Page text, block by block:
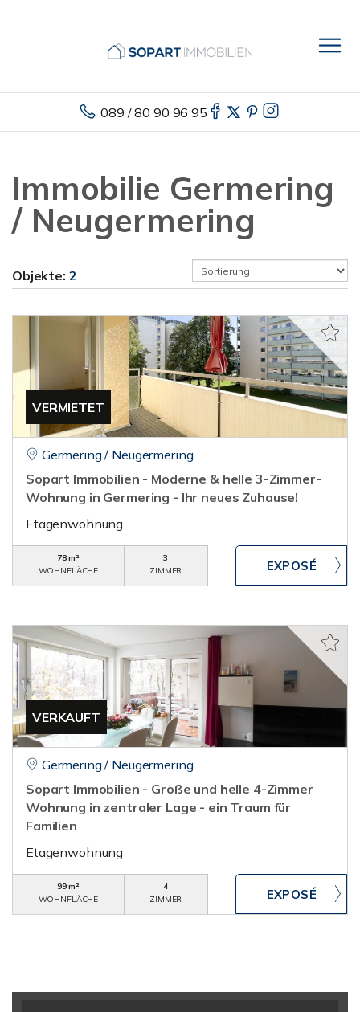
089 / 80 90 96 95
Immobilie Germering
/ Neugermering
Objekte: 2
VERMIETET
Germering / Neugermering
Sopart Immobilien - Moderne & helle 3-Zimmer-
Wohnung in Germering - Ihr neues Zuhause!
Etagenwohnung
78 m²
WOHNFLÄCHE
3
ZIMMER
VERKAUFT
Germering / Neugermering
Sopart Immobilien - Große und helle 4-Zimmer
Wohnung in zentraler Lage - ein Traum für
Familien
Etagenwohnung
99 m²
WOHNFLÄCHE
4
ZIMMER